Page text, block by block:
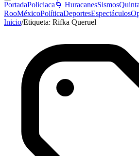
PortadaPoliciaca 🌀 HuracanesSismos
RooMéxicoPolíticaDeportesEspectáculos
Inicio/Etiqueta: Rifka Queruel